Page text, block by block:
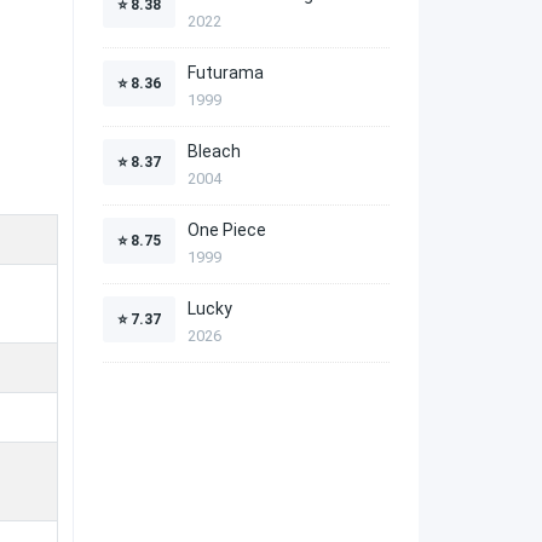
⭐ 8.38
2022
⭐ 8.36
Futurama
1999
⭐ 8.37
Bleach
2004
⭐ 8.75
One Piece
1999
⭐ 7.37
Lucky
2026